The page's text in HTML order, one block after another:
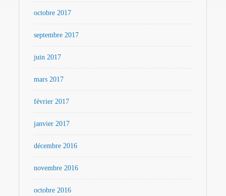
octobre 2017
septembre 2017
juin 2017
mars 2017
février 2017
janvier 2017
décembre 2016
novembre 2016
octobre 2016